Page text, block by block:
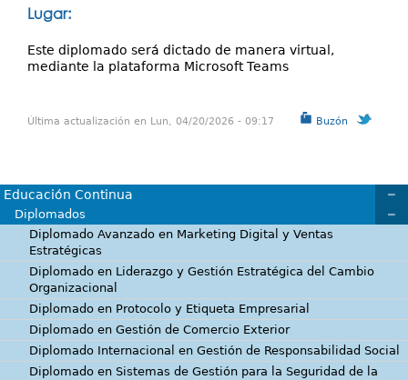
Lugar:
Este diplomado será dictado de manera virtual,
mediante la plataforma Microsoft Teams
Buzón
Última actualización en Lun, 04/20/2026 - 09:17
Educación Continua
Diplomados
Diplomado Avanzado en Marketing Digital y Ventas
Estratégicas
Diplomado en Liderazgo y Gestión Estratégica del Cambio
Organizacional
Diplomado en Protocolo y Etiqueta Empresarial
Diplomado en Gestión de Comercio Exterior
Diplomado Internacional en Gestión de Responsabilidad Social
Diplomado en Sistemas de Gestión para la Seguridad de la